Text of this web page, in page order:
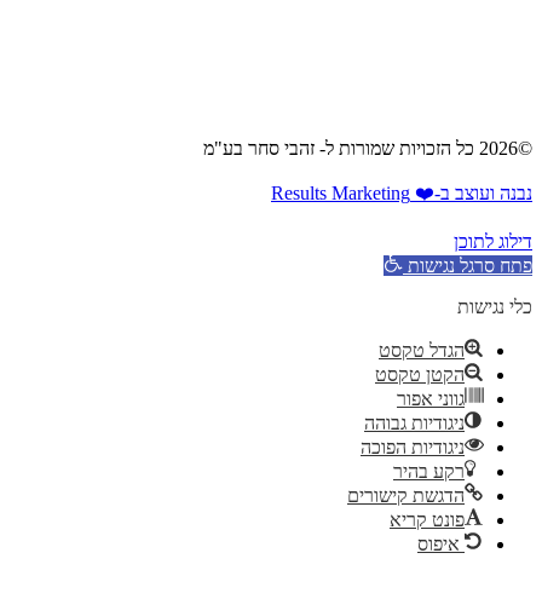
©2026 כל הזכויות שמורות ל- זהבי סחר בע"מ
נבנה ועוצב ב-❤️ Results Marketing
דילוג לתוכן
פתח סרגל נגישות
כלי נגישות
הגדל טקסט
הקטן טקסט
גווני אפור
ניגודיות גבוהה
ניגודיות הפוכה
רקע בהיר
הדגשת קישורים
פונט קריא
איפוס